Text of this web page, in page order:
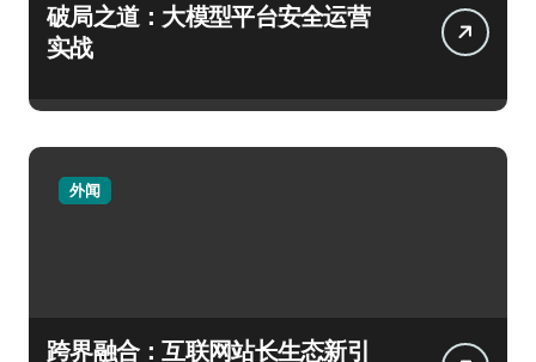
破局之道：大模型平台安全运营
实战
外闻
跨界融合：互联网站长生态新引